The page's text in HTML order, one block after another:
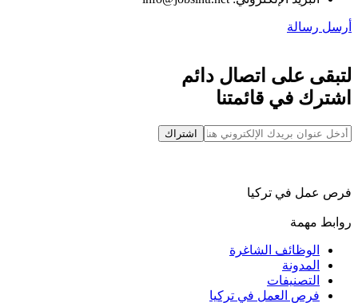
أرسل رسالة
لتبقى على اتصال دائم
اشترك في قائمتنا
اشتراك
فرص عمل في تركيا
روابط مهمة
الوظائف الشاغرة
المدونة
التصنيفات
فرص العمل في تركيا